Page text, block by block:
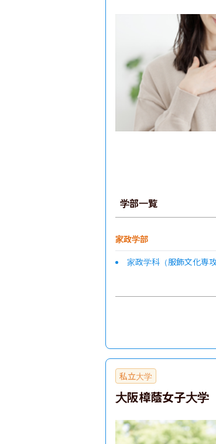
学部一覧
家政学部
家政学科（服飾文化専攻
私立大学
大阪樟蔭女子大学